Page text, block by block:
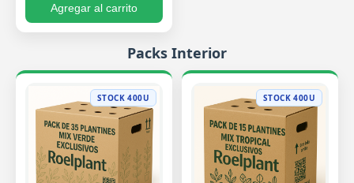
Agregar al carrito
Packs Interior
STOCK 400U STOCK 400U